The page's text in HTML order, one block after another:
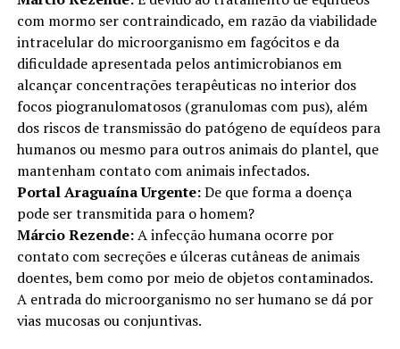
com mormo ser contraindicado, em razão da viabilidade
intracelular do microorganismo em fagócitos e da
dificuldade apresentada pelos antimicrobianos em
alcançar concentrações terapêuticas no interior dos
focos piogranulomatosos (granulomas com pus), além
dos riscos de transmissão do patógeno de equídeos para
humanos ou mesmo para outros animais do plantel, que
mantenham contato com animais infectados.
Portal Araguaína Urgente:De que forma a doença
pode ser transmitida para o homem?
Márcio Rezende:A infecção humana ocorre por
contato com secreções e úlceras cutâneas de animais
doentes, bem como por meio de objetos contaminados.
A entrada do microorganismo no ser humano se dá por
vias mucosas ou conjuntivas.